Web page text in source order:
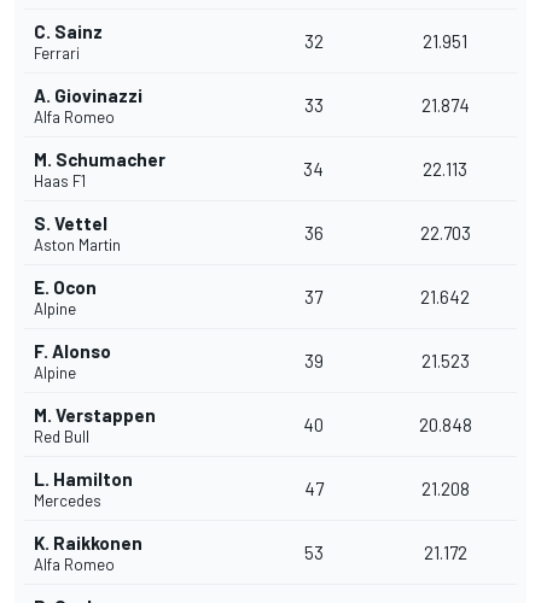
C. Sainz
Ferrari
32 21.951
A. Giovinazzi
Alfa Romeo
33 21.874
M. Schumacher
Haas F1
34 22.113
S. Vettel
Aston Martin
36 22.703
E. Ocon
Alpine
37 21.642
F. Alonso
Alpine
39 21.523
M. Verstappen
Red Bull
40 20.848
L. Hamilton
Mercedes
47 21.208
K. Raikkonen
Alfa Romeo
53 21.172